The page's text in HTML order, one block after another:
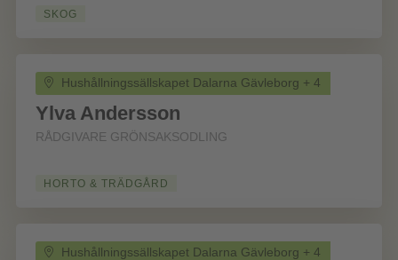
SKOG
Hushållningssällskapet Dalarna Gävleborg + 4
Ylva Andersson
RÅDGIVARE GRÖNSAKSODLING
HORTO & TRÄDGÅRD
Hushållningssällskapet Dalarna Gävleborg + 4